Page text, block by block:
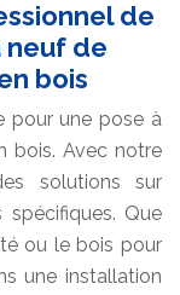
de
neuf de
bois
pour une pose à
bois. Avec notre
solutions sur
Que
ou le bois pour
une installation